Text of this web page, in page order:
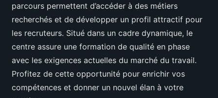
parcours permettent d’accéder à des métiers
recherchés et de développer un profil attractif pour
les recruteurs. Situé dans un cadre dynamique, le
centre assure une formation de qualité en phase
avec les exigences actuelles du marché du travail.
Profitez de cette opportunité pour enrichir vos
compétences et donner un nouvel élan à votre